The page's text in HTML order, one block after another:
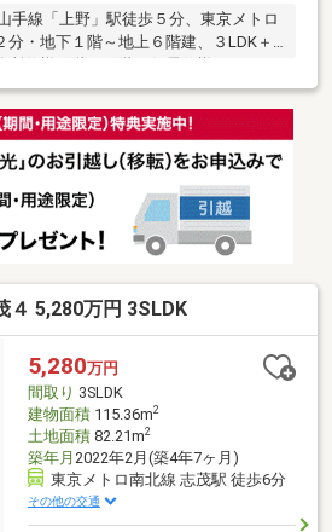
線「上野」駅徒歩５分、東京メトロ
・地下１階～地上６階建、３LDK＋
階～３階)で移動もスムーズ・自己使
事業用不動産・前面道路約３３ｍの開
♪・上野・浅草エリアを生活圏とする好
ます■資料請求・資金計画のご相談等は
１１８】までお気軽にどうぞ♪
４ 5,280万円 3SLDK
5,280万円
間取り 3SLDK
建物面積115.36m2
土地面積82.21m2
築年月 2022年2月(築4年7ヶ月)
東京メトロ南北線 志茂駅 徒歩6分
その他の交通